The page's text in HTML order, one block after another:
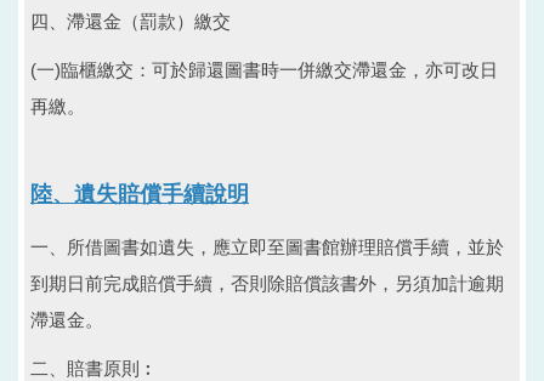
四、滯還金（罰款）繳交
(一)臨櫃繳交：可於歸還圖書時一併繳交滯還金，亦可改日
再繳。
陸、遺失賠償手續說明
一、所借圖書如遺失，應立即至圖書館辦理賠償手續，並於
到期日前完成賠償手續，否則除賠償該書外，另須加計逾期
滯還金。
二、賠書原則︰